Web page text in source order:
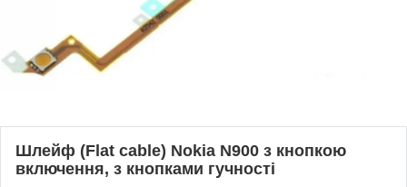
Шлейф (Flat cable) Nokia N900 з кнопкою
включення, з кнопками гучності